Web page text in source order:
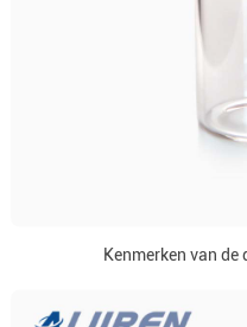
Kenmerken van